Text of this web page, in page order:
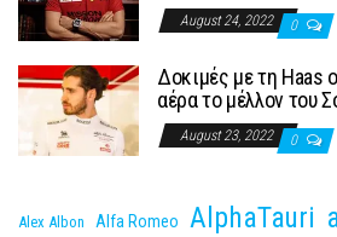
August 24, 2022 0
Δοκιμές με τη Haas
αέρα το μέλλον του
August 23, 2022 0
Alex Albon Alfa Romeo AlphaTauri